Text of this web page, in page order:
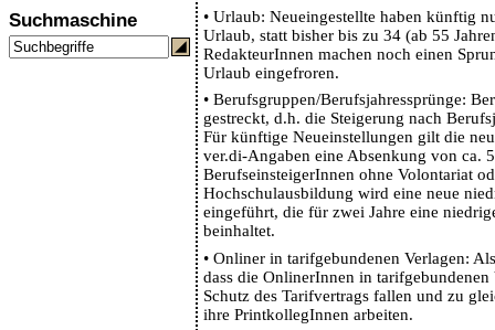
Suchmaschine
• Urlaub: Neueingestellte haben künftig
Urlaub, statt bisher bis zu 34 (ab 55
RedakteurInnen machen noch einen
Urlaub eingefroren.
• Berufsgruppen/Berufsjahressprünge:
gestreckt, d.h. die Steigerung nach
Für künftige Neueinstellungen gilt die
ver.di-Angaben eine Absenkung von ca.
BerufseinsteigerInnen ohne Volontariat
Hochschulausbildung wird eine neue
eingeführt, die für zwei Jahre eine
beinhaltet.
• Onliner in tarifgebundenen Verlagen:
dass die OnlinerInnen in tarifgebundenen
Schutz des Tarifvertrags fallen und zu
ihre PrintkollegInnen arbeiten.